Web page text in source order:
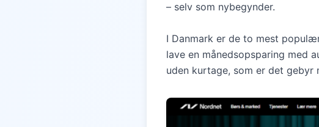
– selv som nybegynder.
I Danmark er de to mest
lave en månedsopsparing med
uden kurtage, som er det gebyr